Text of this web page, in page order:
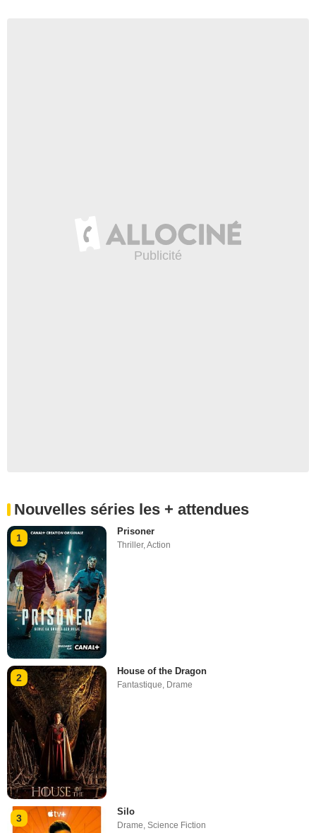
Nouvelles séries les + attendues
1
Prisoner
Thriller,Action
2
House of the Dragon
Fantastique, Drame
3
Silo
Drame ,Science Fiction